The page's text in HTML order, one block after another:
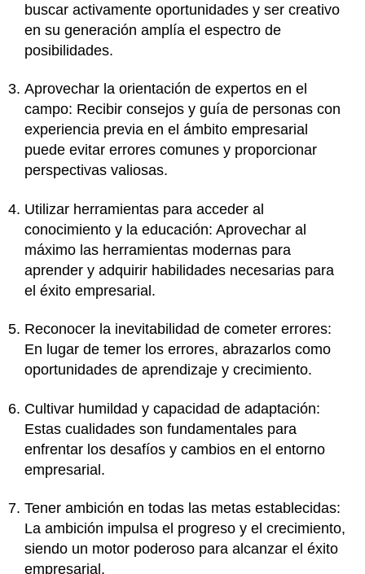
buscar activamente oportunidades y ser creativo
en su generación amplía el espectro de
posibilidades.
Aprovechar la orientación de expertos en el
campo: Recibir consejos y guía de personas con
experiencia previa en el ámbito empresarial
puede evitar errores comunes y proporcionar
perspectivas valiosas.
Utilizar herramientas para acceder al
conocimiento y la educación: Aprovechar al
máximo las herramientas modernas para
aprender y adquirir habilidades necesarias para
el éxito empresarial.
Reconocer la inevitabilidad de cometer errores:
En lugar de temer los errores, abrazarlos como
oportunidades de aprendizaje y crecimiento.
Cultivar humildad y capacidad de adaptación:
Estas cualidades son fundamentales para
enfrentar los desafíos y cambios en el entorno
empresarial.
Tener ambición en todas las metas establecidas:
La ambición impulsa el progreso y el crecimiento,
siendo un motor poderoso para alcanzar el éxito
empresarial.